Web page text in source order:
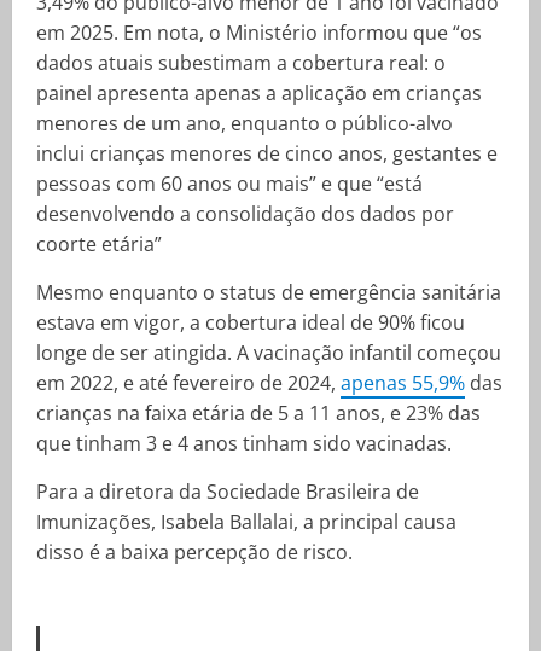
em 2025. Em nota, o Ministério informou que “os
dados atuais subestimam a cobertura real: o
painel apresenta apenas a aplicação em crianças
menores de um ano, enquanto o público-alvo
inclui crianças menores de cinco anos, gestantes e
pessoas com 60 anos ou mais” e que “está
desenvolvendo a consolidação dos dados por
coorte etária”
Mesmo enquanto o status de emergência sanitária
estava em vigor, a cobertura ideal de 90% ficou
longe de ser atingida. A vacinação infantil começou
em 2022, e até fevereiro de 2024, apenas 55,9% das
crianças na faixa etária de 5 a 11 anos, e 23% das
que tinham 3 e 4 anos tinham sido vacinadas.
Para a diretora da Sociedade Brasileira de
Imunizações, Isabela Ballalai, a principal causa
disso é a baixa percepção de risco.